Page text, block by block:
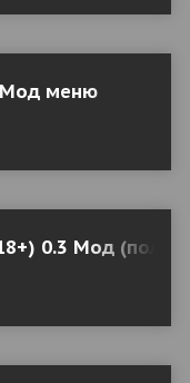
Мод меню
0.3 Мод